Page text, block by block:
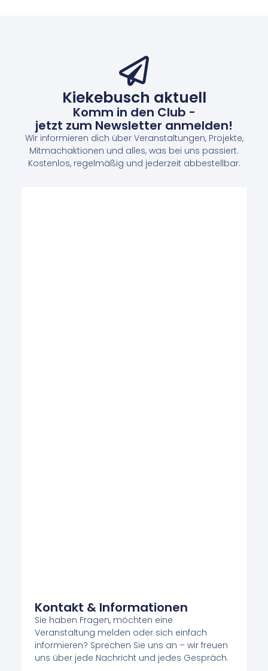
Kiekebusch aktuell
Komm in den Club -
jetzt zum Newsletter anmelden!
Wir informieren dich über Veranstaltungen, Projekte,
Mitmachaktionen und alles, was bei uns passiert.
Kostenlos, regelmäßig und jederzeit abbestellbar.
Kontakt & Informationen
Sie haben Fragen, möchten eine
Veranstaltung melden oder sich einfach
informieren? Sprechen Sie uns an – wir freuen
uns über jede Nachricht und jedes Gespräch.